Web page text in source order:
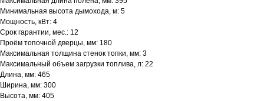
Минимальная высота дымохода, м: 5
Мощность, кВт: 4
Срок гарантии, мес.: 12
Проём топочной дверцы, мм: 180
Максимальная толщина стенок топки, мм: 3
Максимальный объем загрузки топлива, л: 22
Длина, мм: 465
Ширина, мм: 300
Высота, мм: 405